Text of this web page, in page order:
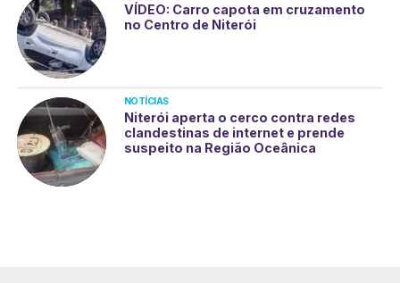
VÍDEO: Carro capota em cruzamento
no Centro de Niterói
NOTÍCIAS
Niterói aperta o cerco contra redes
clandestinas de internet e prende
suspeito na Região Oceânica